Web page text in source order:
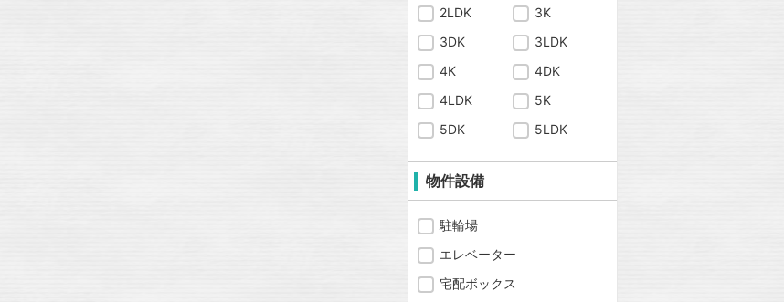
2LDK
3K
3DK
3LDK
4K
4DK
4LDK
5K
5DK
5LDK
物件設備
駐輪場
エレベーター
宅配ボックス